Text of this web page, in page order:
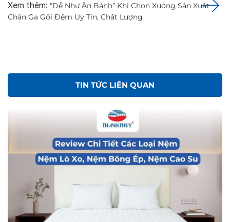
Xem thêm: “Dễ Như Ăn Bánh” Khi Chọn Xưởng Sản Xuất
Chăn Ga Gối Đệm Uy Tín, Chất Lượng
TIN TỨC LIÊN QUAN